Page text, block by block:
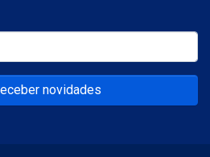
novidades